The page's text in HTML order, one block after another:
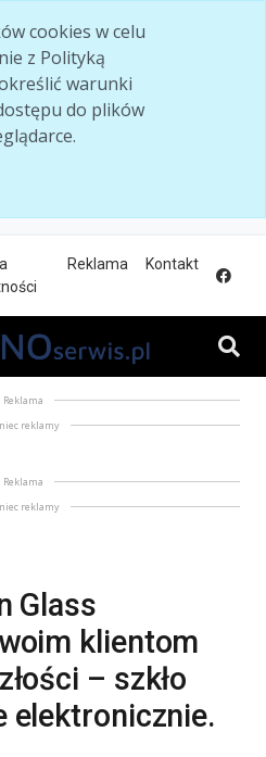
cookies w celu
z Polityką
warunki
do plików
Reklama Kontakt
Reklama
reklamy
Reklama
reklamy
Glass
klientom
– szkło
elektronicznie.